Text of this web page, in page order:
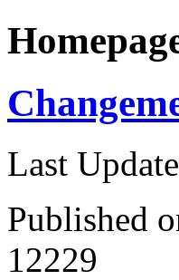
Last
Published
12229